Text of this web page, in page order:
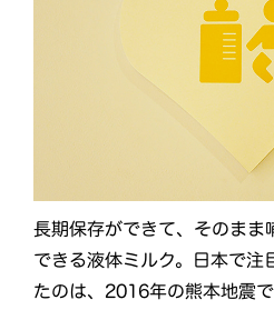
長期保存ができて、そのまま
できる液体ミルク。日本で注
たのは、2016年の熊本地震で